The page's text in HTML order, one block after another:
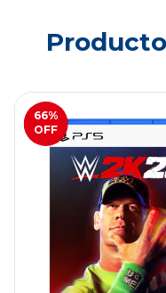
66%
OFF